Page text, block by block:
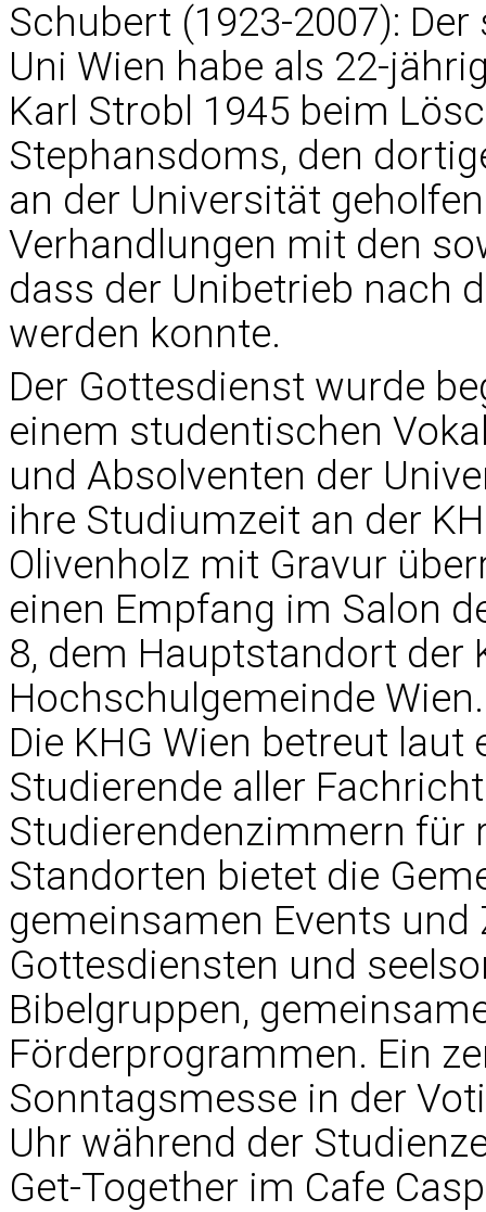
Schubert (1923-2007):
Uni Wien habe als 22-
Karl Strobl 1945 beim
Stephansdoms, den
an der Universität
Verhandlungen mit den
dass der Unibetrieb nach
werden konnte.
Der Gottesdienst wurde
einem studentischen
und Absolventen der
ihre Studiumzeit an der
Olivenholz mit Gravur
einen Empfang im Salon
8, dem Hauptstandort der
Hochschulgemeinde Wien.
Die KHG Wien betreut
Studierende aller
Studierendenzimmern für
Standorten bietet die
gemeinsamen Events
Gottesdiensten und
Bibelgruppen,
Förderprogrammen. Ein
Sonntagsmesse in der
Uhr während der
Get-Together im Cafe